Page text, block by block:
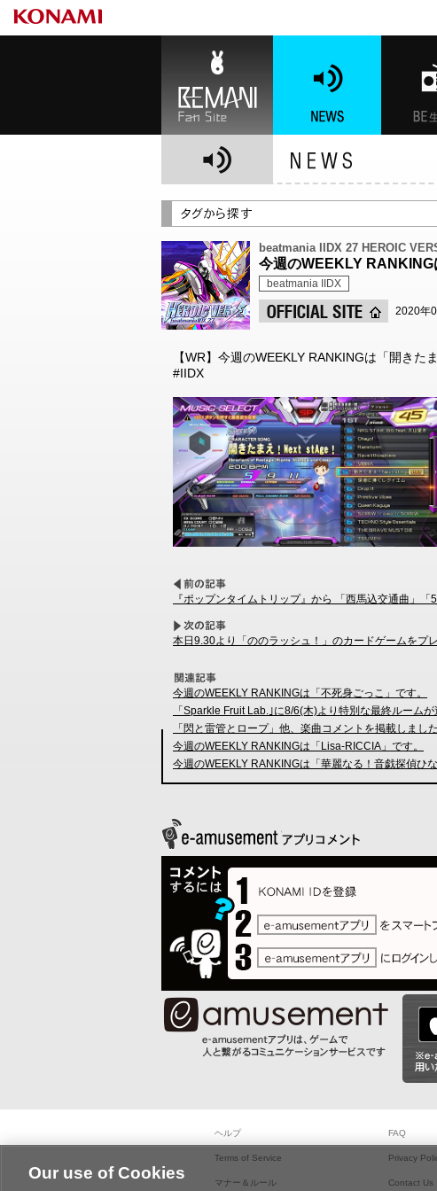
beatmania IIDX 27 HEROIC
今週のWEEKLY RANKING
beatmania IIDX
2020年
【WR】今週のWEEKLY RANKINGは「開き
#IIDX
『ポップンタイムトリップ』から 「西馬込交通曲」
本日9.30より「ののラッシュ！」のカードゲームをプ
今週のWEEKLY RANKINGは「不死身ごっこ」です。
「Sparkle Fruit Lab.｣に8/6(木)より特別な最終ルームが
「閃と雷管とロープ」他、楽曲コメントを掲載しました
今週のWEEKLY RANKINGは「Lisa-RICCIA」です。
今週のWEEKLY RANKINGは「華麗なる！音戯探偵ひ
ヘルプ FAQ
Terms of Service Privacy
マナー＆ルール Contact Us
Our use of Cookies